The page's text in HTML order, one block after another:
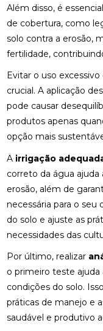
Além disso, é
de cobertura, como
solo contra a erosão,
fertilidade,
Evitar o uso
crucial. A aplicação
pode causar
produtos apenas
opção mais
A irrigação
correto da água
erosão, além de
necessária para o
do solo e ajuste as
necessidades das
Por último, realizar
o primeiro teste ajuda
condições do solo.
práticas de manejo e
saudável e produtivo